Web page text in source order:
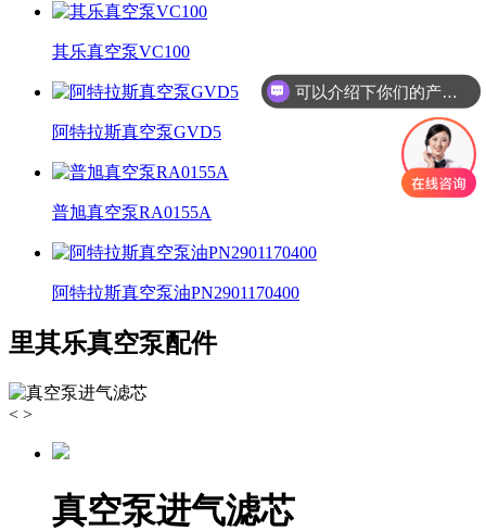
其乐真空泵VC100​
阿特拉斯真空泵GVD5
普旭真空泵RA0155A
阿特拉斯真空泵油PN2901170400
里其乐真空泵配件
< >
真空泵进气滤芯
可以介绍下你们的产品么？